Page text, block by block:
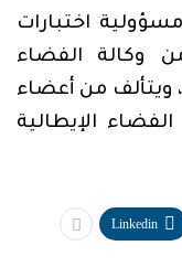
اختبارات
وكالة الفضاء
ويتألف من أعضاء
الإيطالية
Linkedin